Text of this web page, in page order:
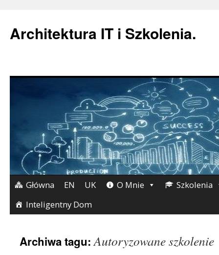
Architektura IT i Szkolenia.
Przejdź
do
Główna EN UK O Mnie
Szkolenia
Inteligentny Dom
Archiwa tagu:Autoryzowane szkolenie